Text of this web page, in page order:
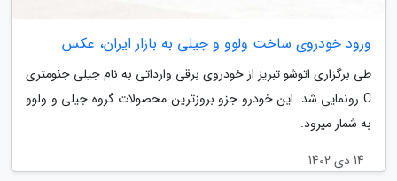
ورود خودروی ساخت ولوو و جیلی به بازار ایران، عکس
طی برگزاری اتوشو تبریز از خودروی برقی وارداتی به نام جیلی جئومتری
C رونمایی شد. این خودرو جزو بروزترین محصولات گروه جیلی و ولوو
به شمار میرود.
14 دی 1402